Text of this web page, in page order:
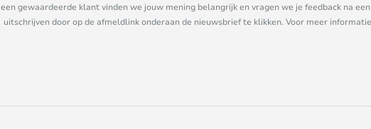
een gewaardeerde klant vinden we jouw mening belangrijk en vragen we je feedback na
uitschrijven door op de afmeldlink onderaan de nieuwsbrief te klikken. Voor meer